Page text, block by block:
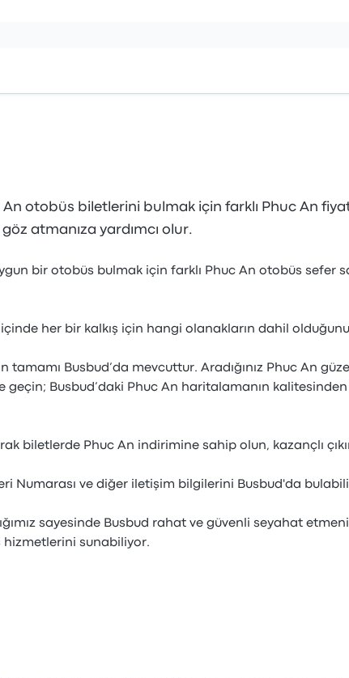
otobüs biletlerini bulmak için farklı Phuc An
atmanıza yardımcı olur.
bir otobüs bulmak için farklı Phuc An otobüs sefer
her bir kalkış için hangi olanakların dahil
tamamı Busbud’da mevcuttur. Aradığınız Phuc An
geçin; Busbud’daki Phuc An haritalamanın
biletlerde Phuc An indirimine sahip olun, kazançlı
Numarası ve diğer iletişim bilgilerini Busbud'da
sayesinde Busbud rahat ve güvenli seyahat
hizmetlerini sunabiliyor.